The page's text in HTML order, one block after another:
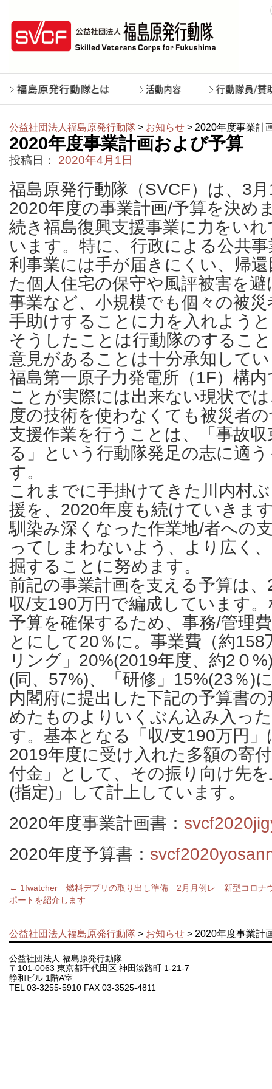
公益社団法人福島原発行動隊 > お知らせ > 2020年度事業計
2020年度事業計画および予算
投稿日： 2020年4月1日
福島原発行動隊（SVCF）は、3
2020年度の事業計画/予算を決め
続き福島復興支援事業に力をい
います。特に、行政による公共
利事業には手が届きにくい、帰
た個人住宅の保守や風評被害を
事業など、小規模でも個々の被
手助けすることに力を入れよう
そうしたことは行動隊のするこ
意見があることは十分承知して
福島第一原子力発電所（1F）構
ことが実際には出来ない現状で
度の技術を使わなくても被災者
支援作業を行うことは、「事故
る」という行動隊発足の志に適
す。
これまでに手掛けてきた川内村
援を、2020年度も続けていきま
馴染み深くなった作業地/者への
ってしまわないよう、より広く
掘することに努めます。
前記の事業計画を支える予算は
収/支190万円で編成しています
予算を確保するため、事務/管理
とにして20％に。事業費（約
リング」20%(2019年度、約2０
(同、57%)、「研修」15%(23％)
内閣府に提出した下記の予算書
めたものよりいくぶん込み入っ
す。基本となる「収/支190万円
2019年度に受け入れた多額の寄
付金」として、その振り向け先
(指定)」して計上しています。
2020年度事業計画書：
2020年度予算書：
← 1fwatcher 燃料デブリの取り出し準備 2月月例レ
ポートを紹介します
新型コロナ
公益社団法人福島原発行動隊 > お知らせ > 2020年度事業計
公益社団法人 福島原発行動隊
〒101-0063 東京都千代田区 神田淡路町 1-21-7
静和ビル 1階A室
TEL 03-3255-5910 FAX 03-3525-4811